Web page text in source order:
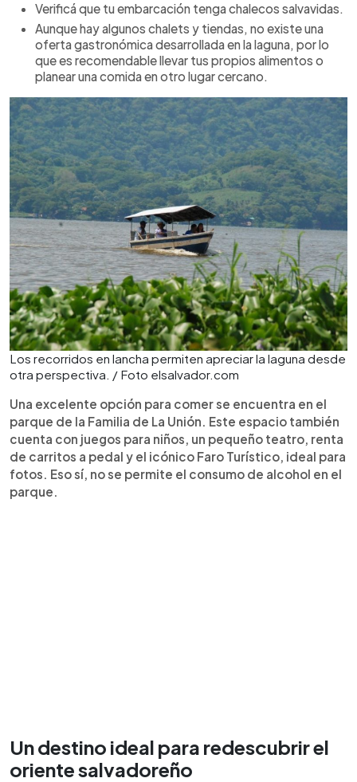
Verificá que tu embarcación tenga chalecos salvavidas.
Aunque hay algunos chalets y tiendas, no existe una
oferta gastronómica desarrollada en la laguna, por lo
que es recomendable llevar tus propios alimentos o
planear una comida en otro lugar cercano.
Los recorridos en lancha permiten apreciar la laguna desde
otra perspectiva. / Foto elsalvador.com
Una excelente opción para comer se encuentra en el
parque de la Familia de La Unión. Este espacio también
cuenta con juegos para niños, un pequeño teatro, renta
de carritos a pedal y el icónico Faro Turístico, ideal para
fotos. Eso sí, no se permite el consumo de alcohol en el
parque.
Un destino ideal para redescubrir el
oriente salvadoreño